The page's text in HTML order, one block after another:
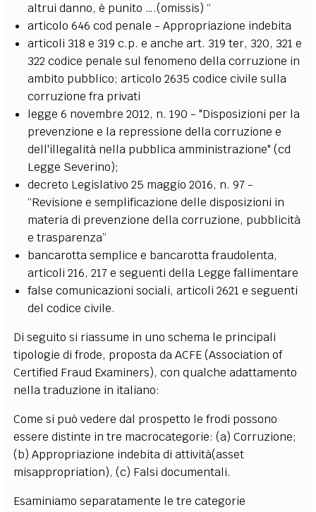
altrui danno, è punito ….(omissis) “
articolo 646 cod penale - Appropriazione indebita
articoli 318 e 319 c.p. e anche art. 319 ter, 320, 321 e
322 codice penale sul fenomeno della corruzione in
ambito pubblico; articolo 2635 codice civile sulla
corruzione fra privati
legge 6 novembre 2012, n. 190 - "Disposizioni per la
prevenzione e la repressione della corruzione e
dell'illegalità nella pubblica amministrazione" (cd
Legge Severino);
decreto Legislativo 25 maggio 2016, n. 97 -
“Revisione e semplificazione delle disposizioni in
materia di prevenzione della corruzione, pubblicità
e trasparenza”
bancarotta semplice e bancarotta fraudolenta,
articoli 216, 217 e seguenti della Legge fallimentare
false comunicazioni sociali, articoli 2621 e seguenti
del codice civile.
Di seguito si riassume in uno schema le principali
tipologie di frode, proposta daACFE (Association of
Certified Fraud Examiners), con qualche adattamento
nella traduzione in italiano:
Come si può vedere dal prospetto le frodi possono
essere distinte in tre macrocategorie: (a) Corruzione;
(b) Appropriazione indebita di attività(asset
misappropriation), (c) Falsi documentali.
Esaminiamo separatamente le tre categorie